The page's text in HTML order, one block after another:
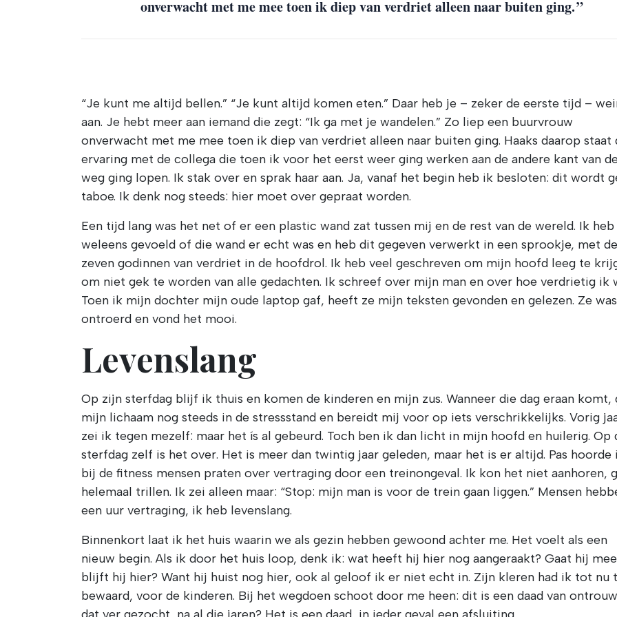
onverwacht met me mee toen ik diep van verdriet alleen naar buiten ging.
“Je kunt me altijd bellen.” “Je kunt altijd komen eten.” Daar heb je – zeker de eerste tijd –
aan. Je hebt meer aan iemand die zegt: “Ik ga met je wandelen.” Zo liep een buurvrouw
onverwacht met me mee toen ik diep van verdriet alleen naar buiten ging. Haaks daarop staat
ervaring met de collega die toen ik voor het eerst weer ging werken aan de andere kant van de
weg ging lopen. Ik stak over en sprak haar aan. Ja, vanaf het begin heb ik besloten: dit wordt
taboe. Ik denk nog steeds: hier moet over gepraat worden.
Een tijd lang was het net of er een plastic wand zat tussen mij en de rest van de wereld. Ik heb
weleens gevoeld of die wand er echt was en heb dit gegeven verwerkt in een sprookje, met de
zeven godinnen van verdriet in de hoofdrol. Ik heb veel geschreven om mijn hoofd leeg te
om niet gek te worden van alle gedachten. Ik schreef over mijn man en over hoe verdrietig ik
Toen ik mijn dochter mijn oude laptop gaf, heeft ze mijn teksten gevonden en gelezen. Ze was
ontroerd en vond het mooi.
Levenslang
Op zijn sterfdag blijf ik thuis en komen de kinderen en mijn zus. Wanneer die dag eraan komt,
mijn lichaam nog steeds in de stressstand en bereidt mij voor op iets verschrikkelijks. Vorig
zei ik tegen mezelf: maar het ís al gebeurd. Toch ben ik dan licht in mijn hoofd en huilerig. Op
sterfdag zelf is het over. Het is meer dan twintig jaar geleden, maar het is er altijd. Pas hoorde
bij de fitness mensen praten over vertraging door een treinongeval. Ik kon het niet aanhoren,
helemaal trillen. Ik zei alleen maar: “Stop: mijn man is voor de trein gaan liggen.” Mensen
een uur vertraging, ik heb levenslang.
Binnenkort laat ik het huis waarin we als gezin hebben gewoond achter me. Het voelt als een
nieuw begin. Als ik door het huis loop, denk ik: wat heeft hij hier nog aangeraakt? Gaat hij
blijft hij hier? Want hij huist nog hier, ook al geloof ik er niet echt in. Zijn kleren had ik tot nu
bewaard, voor de kinderen. Bij het wegdoen schoot door me heen: dit is een daad van